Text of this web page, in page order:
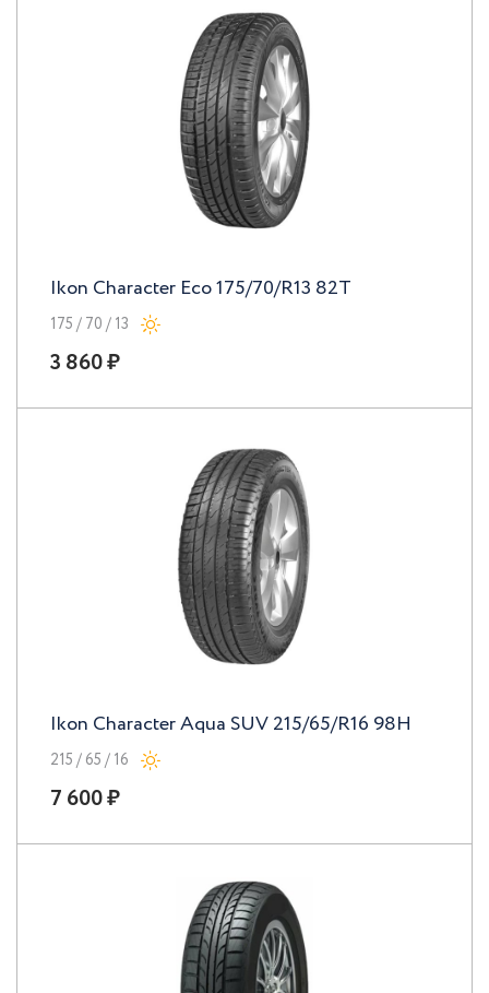
Ikon Character Eco 175/70/R13 82T
175 / 70 / 13
3 860 ₽
Ikon Character Aqua SUV 215/65/R16 98H
215 / 65 / 16
7 600 ₽